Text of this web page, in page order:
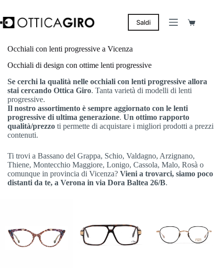
contenuto
Saldi Carrello
Occhiali con lenti progressive a Vicenza
Occhiali di design con ottime lenti progressive
Se cerchi la qualità nelle occhiali con lenti progressive allora
stai cercando Ottica Giro. Tanta varietà di modelli di lenti
progressive.
Il nostro assortimento è sempre aggiornato con le lenti
progressive di ultima generazione. Un ottimo rapporto
qualità/prezzo ti permette di acquistare i migliori prodotti a prezzi
contenuti.
Ti trovi a Bassano del Grappa, Schio, Valdagno, Arzignano,
Thiene, Montecchio Maggiore, Lonigo, Cassola, Malo, Rosà o
comunque in provincia di Vicenza? Vieni a trovarci, siamo poco
distanti da te, a Verona in via Dora Baltea 26/B.